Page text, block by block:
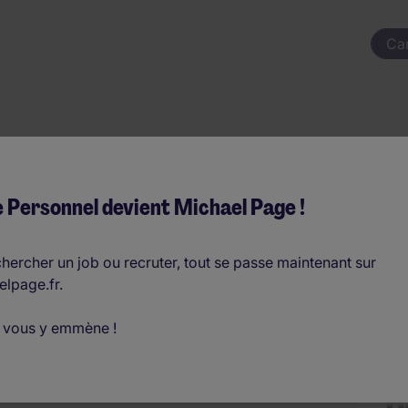
et du
an
Personnel devient Michael Page !
un job ou recruter, tout se passe maintenant sur
y emmène !